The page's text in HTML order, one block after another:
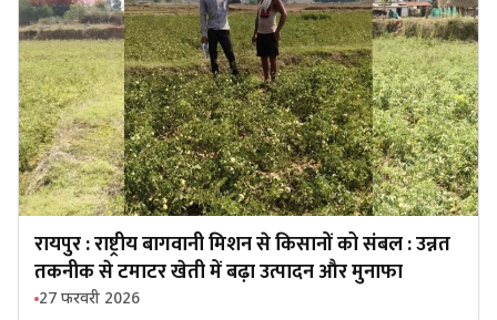
रायपुर : राष्ट्रीय बागवानी मिशन से किसानों को संबल : उन्नत
तकनीक से टमाटर खेती में बढ़ा उत्पादन और मुनाफा
27 फरवरी 2026